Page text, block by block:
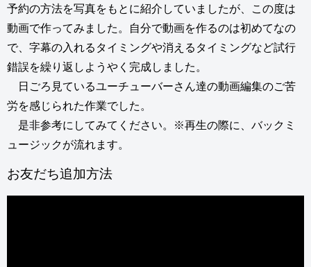
予約の方法を写真をもとに紹介していましたが、この度は
動画で作ってみました。自分で動画を作るのは初めてなの
で、字幕の入れるタイミングや消えるタイミングなど試行
錯誤を繰り返しようやく完成しました。
日ごろ見ているユーチューバーさん達の動画編集のご苦
労を感じられた作業でした。
是非参考にしてみてください。※再生の際に、バックミ
ュージックが流れます。
お友だち追加方法